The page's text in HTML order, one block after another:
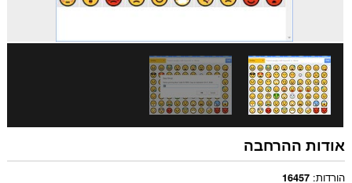
אודות ההרחבה
הורדות 16457